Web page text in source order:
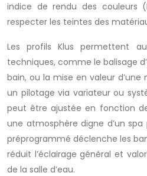
indice de rendu des couleurs
respecter les teintes des
Les profils Klus permettent
techniques, comme le balisage
bain, ou la mise en valeur
un pilotage via variateur ou
peut être ajustée en fonction
une atmosphère digne d’un
préprogrammé déclenche les
réduit l’éclairage général et
de la salle d’eau.